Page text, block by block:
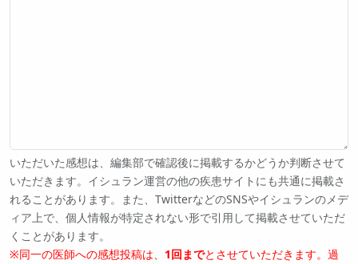
いただいた感想は、編集部で確認後に掲載するかどうか判断させて
いただきます。イシュラン運営の他の疾患サイトにも共通に掲載さ
れることがあります。また、TwitterなどのSNSやイシュランのメデ
ィア上で、個人情報が特定されない形で引用して掲載させていただ
くことがあります。
※同一の医師への感想投稿は、 1回までとさせていただきます。過